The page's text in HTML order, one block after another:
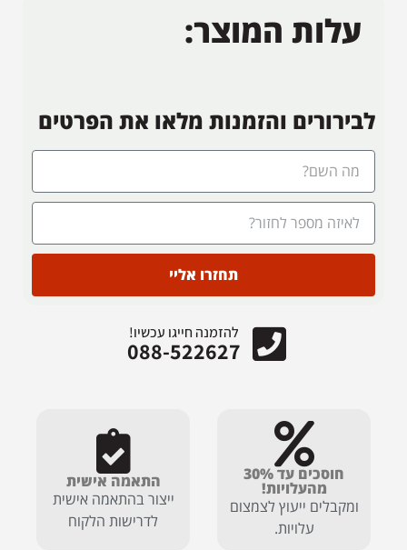
עלות המוצר:
לבירורים והזמנות מלאו את הפרטים
תחזרו אליי
להזמנה חייגו עכשיו!
088-522627
חוסכים עד 30%
מהעלויות!
ומקבלים ייעוץ לצמצום
עלויות.
התאמה אישית
ייצור בהתאמה אישית
לדרישות הלקוח